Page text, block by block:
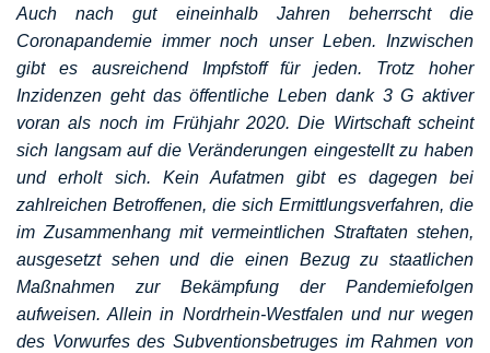
Auch nach gut eineinhalb Jahren beherrscht die
Coronapandemie immer noch unser Leben. Inzwischen
gibt es ausreichend Impfstoff für jeden. Trotz hoher
Inzidenzen geht das öffentliche Leben dank 3 G aktiver
voran als noch im Frühjahr 2020. Die Wirtschaft scheint
sich langsam auf die Veränderungen eingestellt zu haben
und erholt sich. Kein Aufatmen gibt es dagegen bei
zahlreichen Betroffenen, die sich Ermittlungsverfahren, die
im Zusammenhang mit vermeintlichen Straftaten stehen,
ausgesetzt sehen und die einen Bezug zu staatlichen
Maßnahmen zur Bekämpfung der Pandemiefolgen
aufweisen. Allein in Nordrhein-Westfalen und nur wegen
des Vorwurfes des Subventionsbetruges im Rahmen von